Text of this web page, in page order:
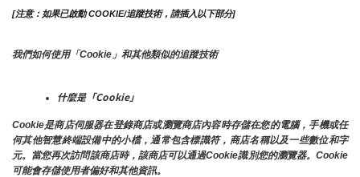
[注意：如果已啟動 COOKIE/追蹤技術，請插入以下部分]
我們如何使用「Cookie」和其他類似的追蹤技術
什麼是「Cookie」
Cookie是商店伺服器在登錄商店或瀏覽商店內容時存儲在您的電腦，手機或任
何其他智慧終端設備中的小檔，通常包含標識符，商店名稱以及一些數位和字
元。當您再次訪問該商店時，該商店可以通過Cookie識別您的瀏覽器。Cookie
可能會存儲使用者偏好和其他資訊。